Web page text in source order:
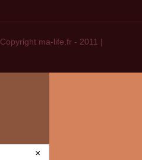
Copyright ma-life.fr - 2011 |
×